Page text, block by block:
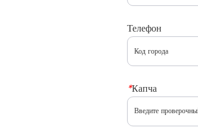
Телефон
*Капча